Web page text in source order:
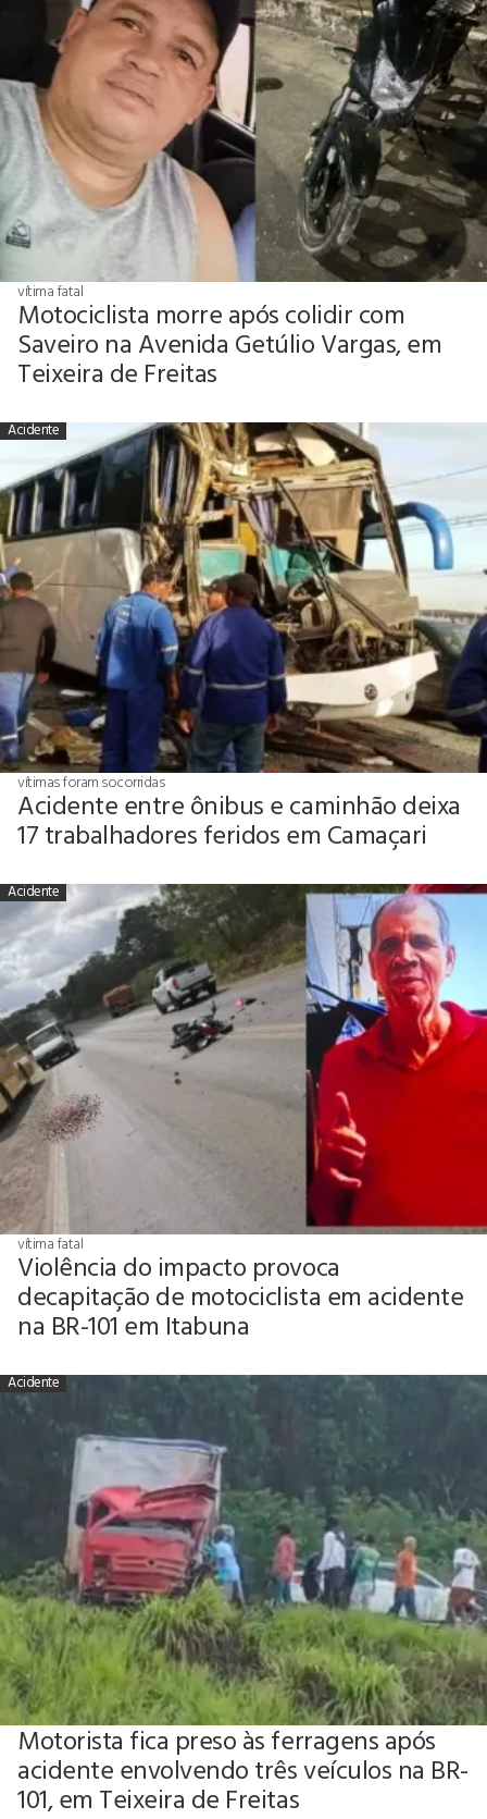
vítima fatal
Motociclista morre após colidir com
Saveiro na Avenida Getúlio Vargas, em
Teixeira de Freitas
Acidente
vítimas foram socorridas
Acidente entre ônibus e caminhão deixa
17 trabalhadores feridos em Camaçari
Acidente
vítima fatal
Violência do impacto provoca
decapitação de motociclista em acidente
na BR-101 em Itabuna
Acidente
Motorista fica preso às ferragens após
acidente envolvendo três veículos na BR-
101, em Teixeira de Freitas